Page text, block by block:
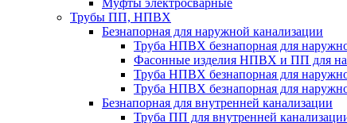
Трубы ПП, НПВХ
Безнапорная для наружной канализации
Труба НПВХ безнапорная для
Фасонные изделия НПВХ и ПП для
Труба НПВХ безнапорная для
Труба НПВХ безнапорная для
Безнапорная для внутренней канализации
Труба ПП для внутренней